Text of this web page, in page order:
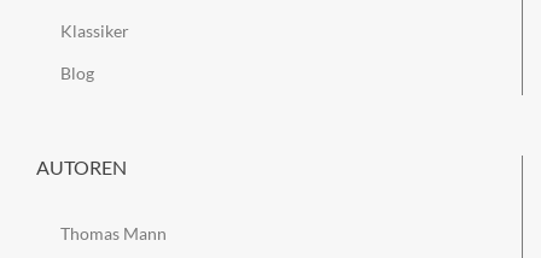
Klassiker
Blog
AUTOREN
Thomas Mann